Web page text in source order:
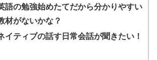
語の勉強始めたてだから分かりやすい
材がないかな？
イティブの話す日常会話が聞きたい！